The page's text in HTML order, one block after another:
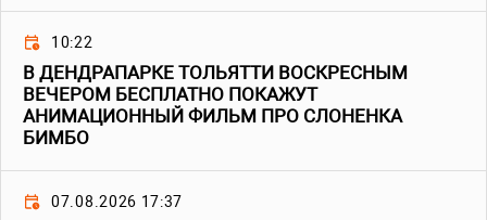
10:22
В ДЕНДРАПАРКЕ ТОЛЬЯТТИ ВОСКРЕСНЫМ
ВЕЧЕРОМ БЕСПЛАТНО ПОКАЖУТ
АНИМАЦИОННЫЙ ФИЛЬМ ПРО СЛОНЕНКА
БИМБО
07.08.2026 17:37